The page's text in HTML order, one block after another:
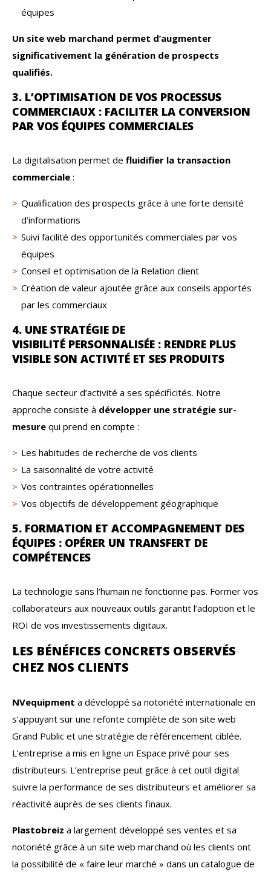
équipes
Un site web marchand permet d’augmenter
significativement la génération de prospects
qualifiés.
3. L’OPTIMISATION DE VOS PROCESSUS
COMMERCIAUX : FACILITER LA CONVERSION
PAR VOS ÉQUIPES COMMERCIALES
La digitalisation permet de fluidifier la transaction
commerciale :
Qualification des prospects grâce à une forte densité
d’informations
Suivi facilité des opportunités commerciales par vos
équipes
Conseil et optimisation de la Relation client
Création de valeur ajoutée grâce aux conseils apportés
par les commerciaux
4. UNE STRATÉGIE DE
VISIBILITÉ PERSONNALISÉE : RENDRE PLUS
VISIBLE SON ACTIVITÉ ET SES PRODUITS
Chaque secteur d’activité a ses spécificités. Notre
approche consiste à développer une stratégie sur-
mesure qui prend en compte :
Les habitudes de recherche de vos clients
La saisonnalité de votre activité
Vos contraintes opérationnelles
Vos objectifs de développement géographique
5. FORMATION ET ACCOMPAGNEMENT DES
ÉQUIPES : OPÉRER UN TRANSFERT DE
COMPÉTENCES
La technologie sans l’humain ne fonctionne pas. Former vos
collaborateurs aux nouveaux outils garantit l’adoption et le
ROI de vos investissements digitaux.
LES BÉNÉFICES CONCRETS OBSERVÉS
CHEZ NOS CLIENTS
NVequipment a développé sa notoriété internationale en
s’appuyant sur une refonte complète de son site web
Grand Public et une stratégie de référencement ciblée.
L’entreprise a mis en ligne un Espace privé pour ses
distributeurs. L’entreprise peut grâce à cet outil digital
suivre la performance de ses distributeurs et améliorer sa
réactivité auprès de ses clients finaux.
Plastobreiz a largement développé ses ventes et sa
notoriété grâce à un site web marchand où les clients ont
la possibilité de « faire leur marché » dans un catalogue de